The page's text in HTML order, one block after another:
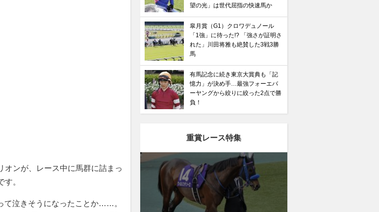
オンが、レース中に馬群に詰まっ
。
て泣きそうになったことか……。
望の光」は世代屈指の快速馬か
皐月賞（G1）クロワデュノール
「1強」に待った!? 「強さが証明さ
れた」川田将雅も絶賛した3戦3勝
馬
有馬記念に続き東京大賞典も「記
憶力」が決め手…最強フォーエバ
ーヤングから絞りに絞った2点で勝
負！
重賞レース特集